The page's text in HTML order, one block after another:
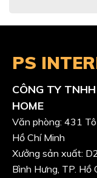
PS
CÔNG TY
HOME
Văn phòng: 431
Hồ Chí Minh
Xưởng sản xuất:
Bình Hưng, TP. Hồ